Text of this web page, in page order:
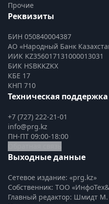
Прочие
Реквизиты
БИН 050840004387
АО «Народный Банк
ИИК KZ356017131000013031
БИК HSBKKZKX
КБЕ 17
КНП 710
Техническая поддержка
+7 (727) 222-21-01
info@prg.kz
ПН-ПТ 09:00-18:00
Выходные данные
Сетевое издание: «prg.kz»
Собственник: ТОО
Главный редактор: Шмидт М.